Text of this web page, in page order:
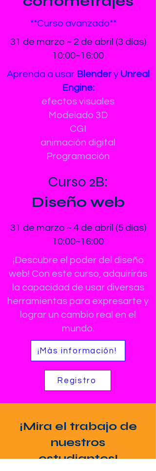
**Curso avanzado**
31 de marzo ~ 2 de abril (3 días)
10:00~16:00
Aprenda a usar Blendery Unreal
Engine:
efectos visuales
Modelado 3D
CGI
animación digital
Programación
Curso 2B:
Diseño web
31 de marzo ~ 4 de abril (5 días)
10:00~16:00
¡Descubre el poder del diseño
web! Con este curso, adquirirás
la capacidad de usar diversas
herramientas para expresarte y
lograr un cambio real en el
mundo.
¡Más información!
Registro
¡Mira el trabajo de
nuestros
estudiantes!